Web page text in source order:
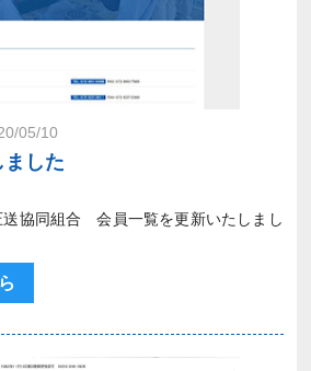
05/10
ました
送協同組合 会員一覧を更新いたしまし